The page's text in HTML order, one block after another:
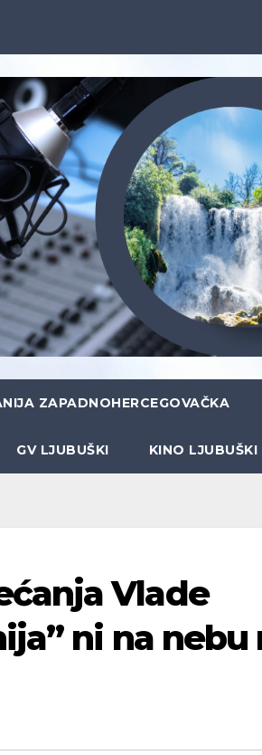
ZAPADNOHERCEGOVAČKA
GV LJUBUŠKI KINO LJUBUŠKI
Vlade
ni na nebu